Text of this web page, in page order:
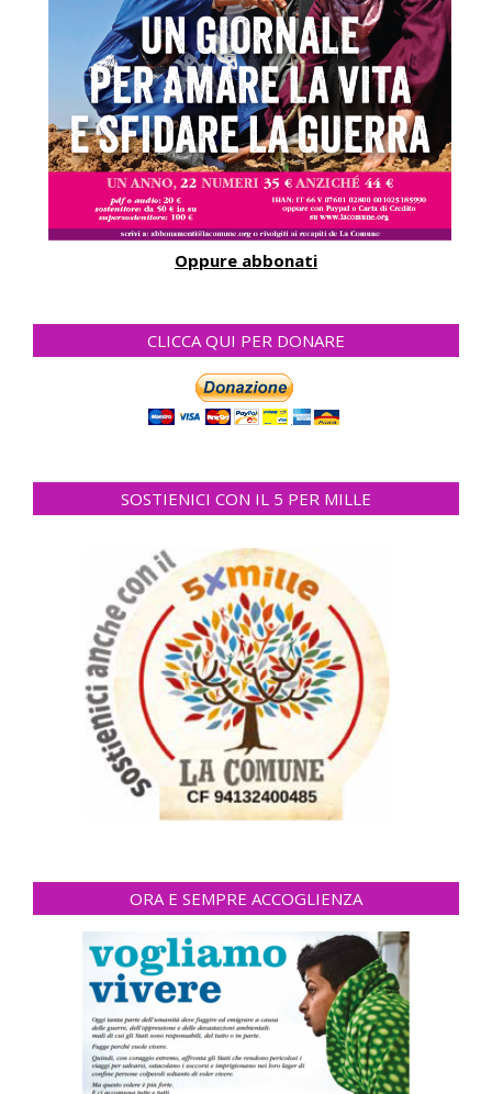
Oppure abbonati
CLICCA QUI PER DONARE
SOSTIENICI CON IL 5 PER MILLE
ORA E SEMPRE ACCOGLIENZA